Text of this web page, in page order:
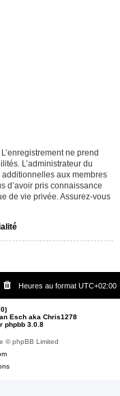
ne prend
L’administrateur du
aux membres
d’avoir pris connaissance
de vie privée. Assurez-vous
Heures au format UTC+02:00
Esch aka Chris1278
phpbb 3.0.8
© phpBB Limited